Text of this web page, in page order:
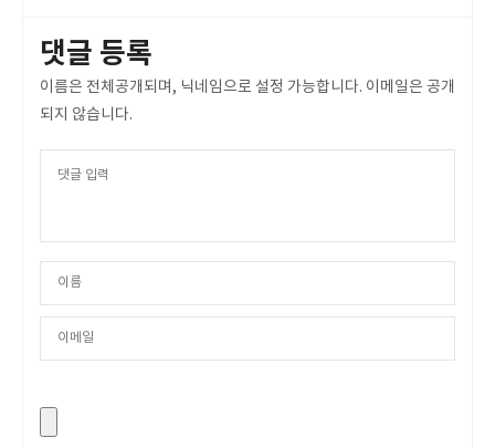
댓글 등록
이름은 전체공개되며, 닉네임으로 설정 가능합니다. 이메일은 공개
되지 않습니다.